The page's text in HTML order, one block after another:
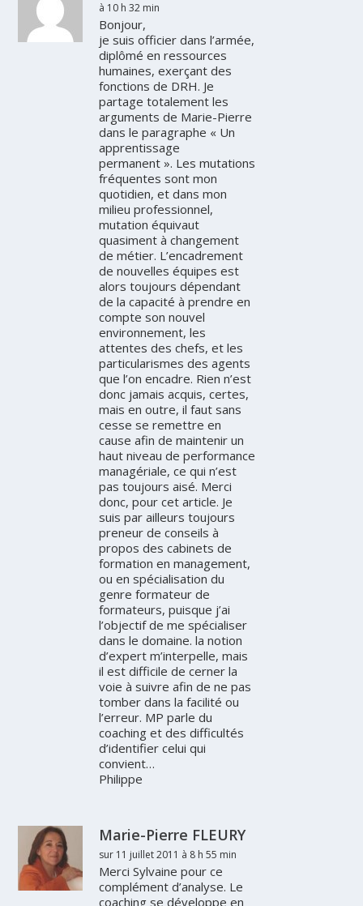
à 10 h 32 min
Bonjour,
je suis officier dans l’armée,
diplômé en ressources
humaines, exerçant des
fonctions de DRH. Je
partage totalement les
arguments de Marie-Pierre
dans le paragraphe « Un
apprentissage
permanent ». Les mutations
fréquentes sont mon
quotidien, et dans mon
milieu professionnel,
mutation équivaut
quasiment à changement
de métier. L’encadrement
de nouvelles équipes est
alors toujours dépendant
de la capacité à prendre en
compte son nouvel
environnement, les
attentes des chefs, et les
particularismes des agents
que l’on encadre. Rien n’est
donc jamais acquis, certes,
mais en outre, il faut sans
cesse se remettre en
cause afin de maintenir un
haut niveau de performance
managériale, ce qui n’est
pas toujours aisé. Merci
donc, pour cet article. Je
suis par ailleurs toujours
preneur de conseils à
propos des cabinets de
formation en management,
ou en spécialisation du
genre formateur de
formateurs, puisque j’ai
l’objectif de me spécialiser
dans le domaine. la notion
d’expert m’interpelle, mais
il est difficile de cerner la
voie à suivre afin de ne pas
tomber dans la facilité ou
l’erreur. MP parle du
coaching et des difficultés
d’identifier celui qui
convient…
Philippe
Marie-Pierre FLEURY
sur 11 juillet 2011 à 8 h 55 min
Merci Sylvaine pour ce
complément d’analyse. Le
coaching se développe en